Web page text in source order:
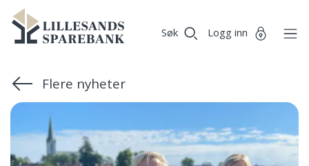
Gå til sideinnhold
Lillesands
Sparebank Søk Logg inn
Flere nyheter
er
Miljøfyrtårn-